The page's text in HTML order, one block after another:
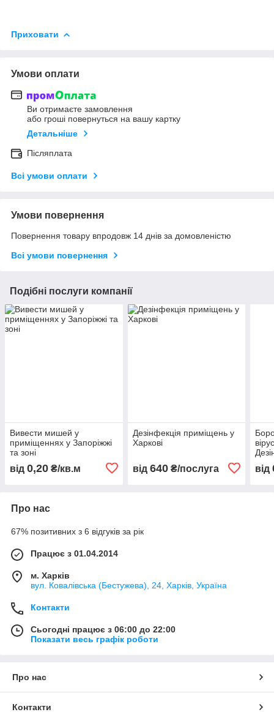
Приховати
Умови оплати
Ви отримаєте замовлення
або гроші повернуться на вашу картку
Детальніше
Післяплата
Всі умови оплати
Умови повернення
Повернення товару впродовж 14 днів за домовленістю
Всі умови повернення
Подібні послуги компанії
Вивести мишей у
приміщеннях у Запоріжжі
та зоні
від 0,20 ₴/кв.м
Дезінфекція приміщень у
Харкові
від 640₴/послуга від
Про нас
67% позитивних з 6 відгуків за рік
Працює з 01.04.2014
м. Харків
вул. Ковалівська (Бестужева), 24, Харків, Україна
Контакти
Сьогодні працює з 06:00 до 22:00
Показати весь графік роботи
Про нас
Контакти